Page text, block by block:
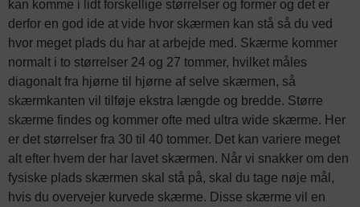
kan komme i lidt forskellige størrelser og former og det er
derfor en god ide at vide hvor skærmen kan stå så du ved
hvor meget plads du har at arbejde med. Skærme kommer
normalt i to størrelser 24 og 27 tommer, hvilket måles
diagonalt fra hjørne til hjørne af selve skærmen, så
skærmkanten vil tilføje ekstra længde og bredde. Større
skærme findes og kommer ofte med ultra wide skærme. Her
er det størrelser fra 30 til 40 tommer. Det kan variere meget
alt efter hvem der har lavet skærmen. Når vi snakker om den
fysiske plads skærmen skal stå på, skal du tage nøje mål,
hvis du overvejer kurvede skærme. Disse skærme vil en